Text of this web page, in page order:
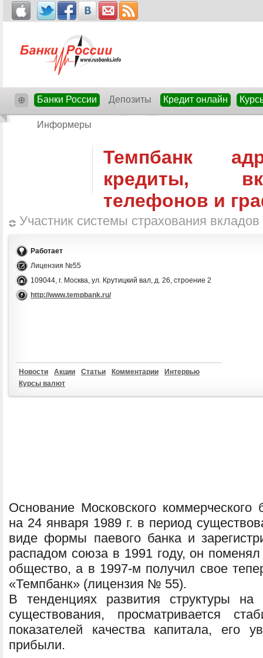
⊕ Банки России Депозиты Кредит онлайн
Информеры
Темпбанк
кредиты,
телефонов и
Участник системы страхования
Работает
Лицензия №55
109044, г. Москва, ул. Крутицкий вал, д. 26, строение 2
http://www.tempbank.ru/
Новости Акции Статьи Комментарии
Интервью
Курсы валют
Основание Московского коммерческого
на 24 января 1989 г. в период
виде формы паевого банка и
распадом союза в 1991 году, он
общество, а в 1997-м получил свое
«Темпбанк» (лицензия № 55).
В тенденциях развития структуры
существования, просматривается
показателей качества капитала, его
прибыли.